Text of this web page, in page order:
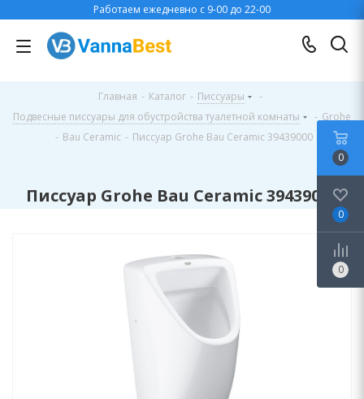
Работаем ежедневно с 9-00 до 22-00
Главная - Каталог - Писсуары
-
Подвесные писсуары для обустройства туалетной комнаты
- Grohe
- Bau Ceramic - Писсуар Grohe Bau Ceramic 39439000
Писсуар Grohe Bau Ceramic 39439000
0
0
0